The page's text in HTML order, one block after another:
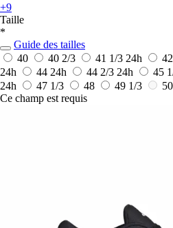
+9
Taille
*
Guide des tailles
40
40 2/3 41 1/3 24h 42
24h
44 24h 44 2/3 24h 45
24h
47 1/3 48 49 1/3 50
Ce champ est requis